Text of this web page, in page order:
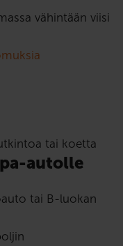
vähintään viisi
tai koetta
autolle
tai B-luokan